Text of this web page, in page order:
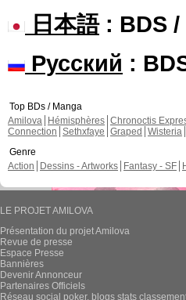
日本語: BDS /
Русский :
Top BDs / Manga
Amilova
Hémisphères Chronoctis
Connection Sethxfaye Graped Wisteria
Genre
Action
Dessins - Artworks Fantasy - SF
LE PROJET AMILOVA
Présentation du projet Amilova
Revue de presse
Espace Presse
Bannières
Devenir Annonceur
Partenaires Officiels
Réseau social poker, blogs stats